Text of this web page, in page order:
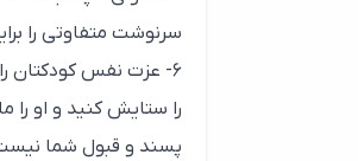
سرنوشت متفاوتی را
۶- عزت نفس کودکتان
را ستایش کنید و او را
پسند و قبول شما